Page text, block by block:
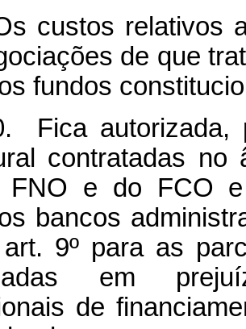
custos relativos
de que
fundos
Fica autorizada,
contratadas
FNO e do FCO
bancos
9º para as
em
de